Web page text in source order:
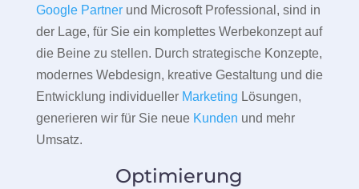
Google Partnerund Microsoft Professional, sind in
der Lage, für Sie ein komplettes Werbekonzept auf
die Beine zu stellen. Durch strategische Konzepte,
modernes Webdesign, kreative Gestaltung und die
Entwicklung individueller Marketing Lösungen,
generieren wir für Sie neue Kunden und mehr
Umsatz.
Optimierung